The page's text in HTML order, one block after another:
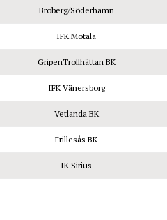
Broberg/Söderhamn
IFK Motala
GripenTrollhättan BK
IFK Vänersborg
Vetlanda BK
Frillesås BK
IK Sirius